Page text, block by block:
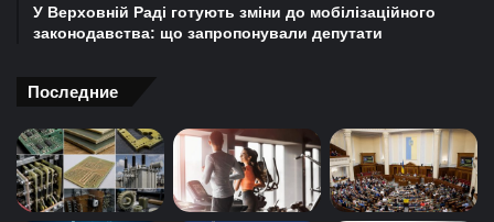
У Верховній Раді готують зміни до мобілізаційного
законодавства: що запропонували депутати
Последние